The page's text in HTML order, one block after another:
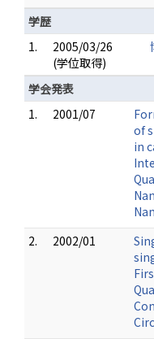
学歴
1.
2005/03/26
(学位取得)
学会発表
1.
2001/07
of
in
2.
2002/01